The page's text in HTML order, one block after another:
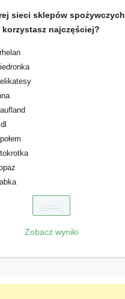
sieci sklepów spożywczych
korzystasz najczęściej?
Zobacz wyniki